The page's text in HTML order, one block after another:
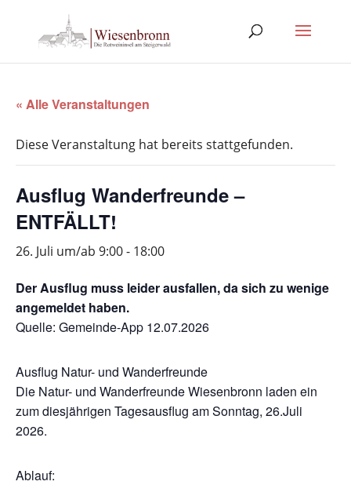
« Alle Veranstaltungen
Diese Veranstaltung hat bereits stattgefunden.
Ausflug Wanderfreunde –
ENTFÄLLT!
26. Juli um/ab 9:00- 18:00
Der Ausflug muss leider ausfallen, da sich zu wenige
angemeldet haben.
Quelle: Gemeinde-App 12.07.2026
Ausflug Natur- und Wanderfreunde
Die Natur- und Wanderfreunde Wiesenbronn laden ein
zum diesjährigen Tagesausflug am Sonntag, 26.Juli
2026.
Ablauf: